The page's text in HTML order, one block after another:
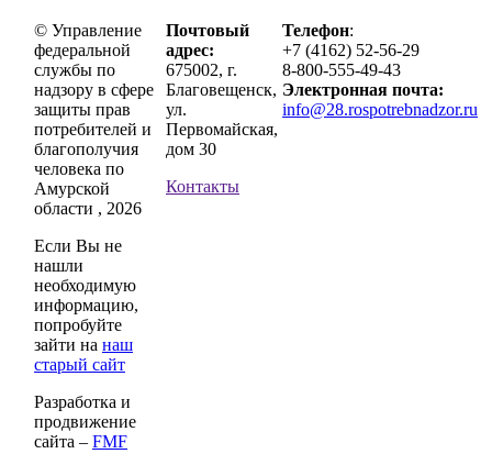
© Управление
федеральной
службы по
надзору в сфере
защиты прав
потребителей и
благополучия
человека по
Амурской
области , 2026
Если Вы не
нашли
необходимую
информацию,
попробуйте
зайти на наш
старый сайт
Разработка и
продвижение
сайта – FMF
Почтовый
адрес:
675002, г.
Благовещенск,
ул.
Первомайская,
дом 30
Контакты
Телефон:
+7 (4162) 52-56-29
8-800-555-49-43
Электронная почта:
info@28.rospotrebnadzor.ru